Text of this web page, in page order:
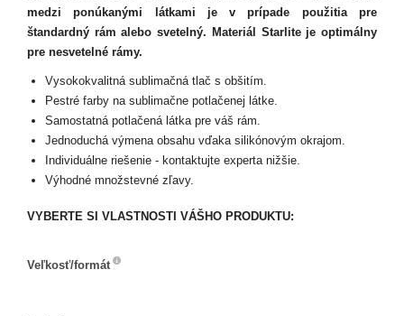
medzi ponúkanými látkami je v prípade použitia pre
štandardný rám alebo svetelný. Materiál Starlite je optimálny
pre nesvetelné rámy.
Vysokokvalitná sublimačná tlač s obšitím.
Pestré farby na sublimačne potlačenej látke.
Samostatná potlačená látka pre váš rám.
Jednoduchá výmena obsahu vďaka silikónovým okrajom.
Individuálne riešenie - kontaktujte experta nižšie.
Výhodné množstevné zľavy.
VYBERTE SI VLASTNOSTI VÁŠHO PRODUKTU:
Veľkosť/formát